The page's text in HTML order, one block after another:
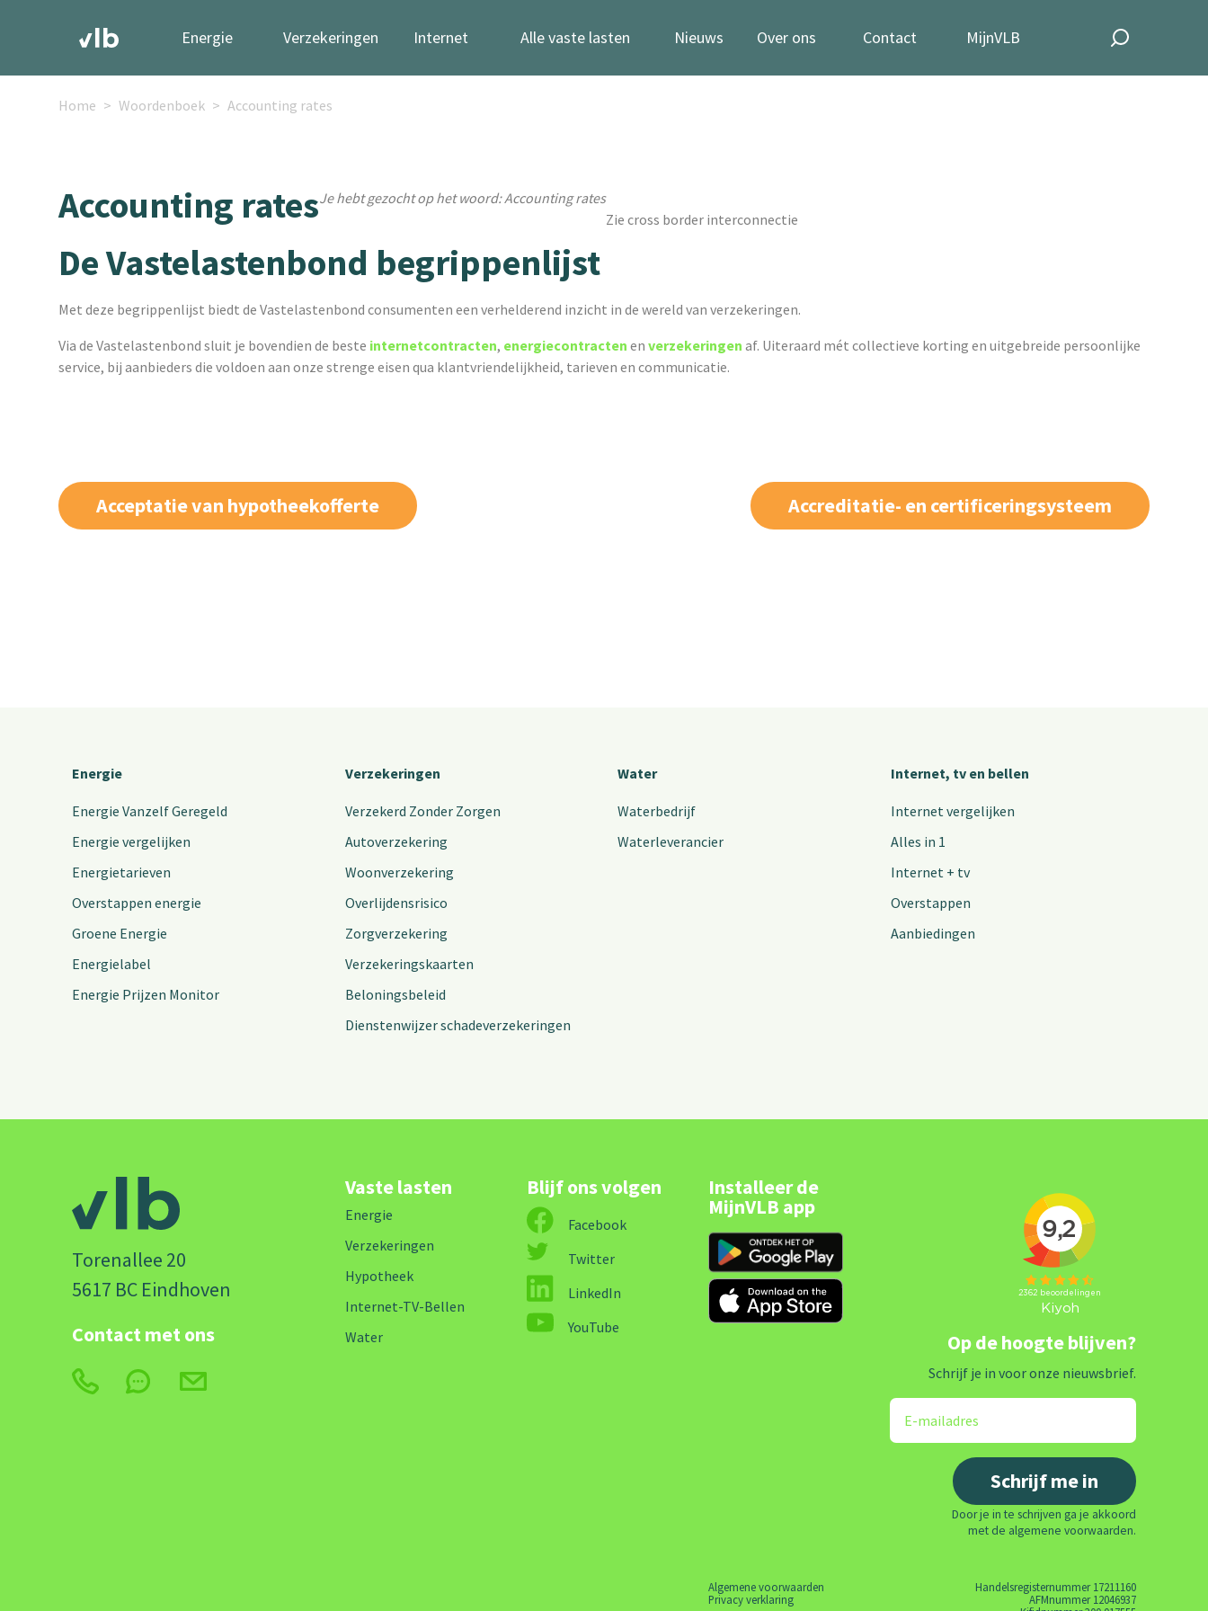
Energie Verzekeringen Internet Alle vaste lasten Nieuws Over ons Contact MijnVLB
Home Woordenboek Accounting rates
Accounting ratesJe hebt gezocht op het woord: Accounting rates
Zie cross border interconnectie
De Vastelastenbond begrippenlijst
Met deze begrippenlijst biedt de Vastelastenbond consumenten een verhelderend inzicht in de wereld van verzekeringen.
Via de Vastelastenbond sluit je bovendien de beste internetcontracten, energiecontracten en verzekeringen af. Uiteraard mét collectieve korting en uitgebreide persoonlijke
service, bij aanbieders die voldoen aan onze strenge eisen qua klantvriendelijkheid, tarieven en communicatie.
Acceptatie van hypotheekofferte Accreditatie- en certificeringsysteem
Energie
Energie Vanzelf Geregeld
Energie vergelijken
Energietarieven
Overstappen energie
Groene Energie
Energielabel
Energie Prijzen Monitor
Verzekeringen
Verzekerd Zonder Zorgen
Autoverzekering
Woonverzekering
Overlijdensrisico
Zorgverzekering
Verzekeringskaarten
Beloningsbeleid
Dienstenwijzer schadeverzekeringen
Water
Waterbedrijf
Waterleverancier
Internet, tv en bellen
Internet vergelijken
Alles in 1
Internet + tv
Overstappen
Aanbiedingen
Torenallee 20
5617 BC Eindhoven
Contact met ons
Vaste lasten
Energie
Verzekeringen
Hypotheek
Internet-TV-Bellen
Water
Blijf ons volgen
Facebook
Twitter
LinkedIn
YouTube
Installeer de
MijnVLB app
Op de hoogte blijven?
Schrijf je in voor onze nieuwsbrief.
Door je in te schrijven ga je akkoord
met de algemene voorwaarden.
Algemene voorwaarden
Privacy verklaring
Handelsregisternummer 17211160
AFMnummer 12046937